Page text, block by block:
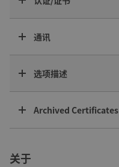
通讯
选项描述
Archived Certificates
关于